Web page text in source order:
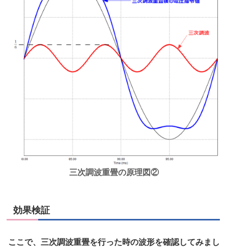
三次調波重畳の原理図②
効果検証
ここで、三次調波重畳を行った時の波形を確認してみまし